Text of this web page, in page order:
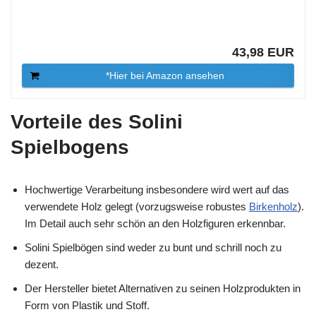
43,98 EUR
*Hier bei Amazon ansehen
Vorteile des Solini
Spielbogens
Hochwertige Verarbeitung insbesondere wird wert auf das
verwendete Holz gelegt (vorzugsweise robustes Birkenholz).
Im Detail auch sehr schön an den Holzfiguren erkennbar.
Solini Spielbögen sind weder zu bunt und schrill noch zu
dezent.
Der Hersteller bietet Alternativen zu seinen Holzprodukten in
Form von Plastik und Stoff.